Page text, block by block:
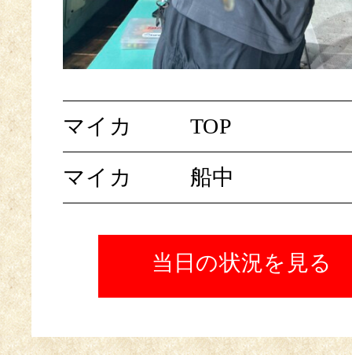
マイカ TOP
マイカ 船中
当日の状況を見る